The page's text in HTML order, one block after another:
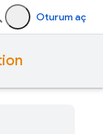
Oturum aç